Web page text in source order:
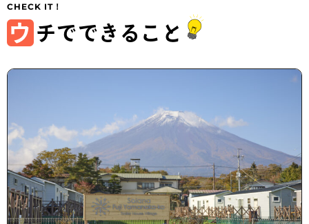
ウ チでできること